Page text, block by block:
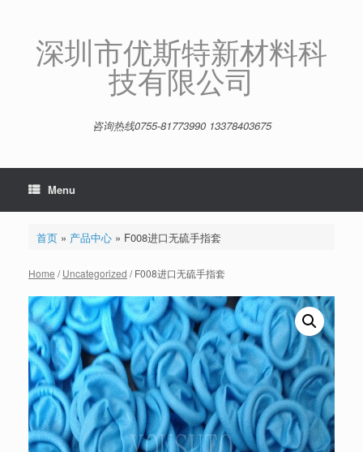
深圳市优斯特新材料科
技有限公司
咨询热线0755-81773990 13378403675
Menu
首页» 产品中心» F008进口无硫手指套
Home /Uncategorized / F008进口无硫手指套